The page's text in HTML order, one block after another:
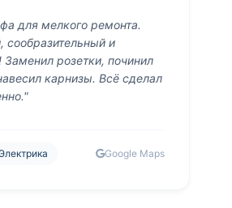
для мелкого ремонта.
сообразительный и
розетки, починил
карнизы. Всё сделал
Google Maps